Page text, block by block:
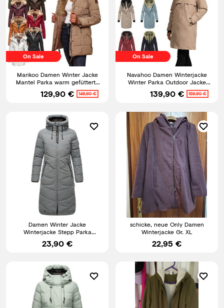
On Sale
Marikoo Damen Winter Jacke
Mantel Parka warm gefütterte
Winterjacke B817 NEU
129,90 € 149,90 €
On Sale
Navahoo Damen Winterjacke
Winter Parka Outdoor Jacke
Kapuze gefüttert Snowelf
139,90 € 159,90 €
Damen Winter Jacke
Winterjacke Stepp Parka
gesteppt Stormy Blue M V567 B-
11
23,90 €
schicke, neue Only Damen
Winterjacke Gr. XL
22,95 €